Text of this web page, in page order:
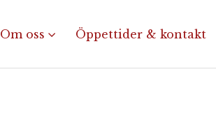
Om oss Öppettider & kontakt